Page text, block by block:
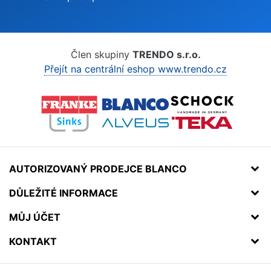
Člen skupiny TRENDO s.r.o.
Přejít na centrální eshop www.trendo.cz
AUTORIZOVANÝ PRODEJCE BLANCO
DŮLEŽITÉ INFORMACE
MŮJ ÚČET
KONTAKT